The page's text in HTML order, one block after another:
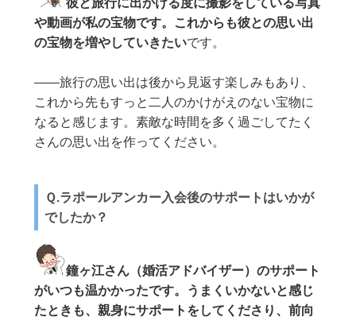
彼と旅行に出かける度に撮影をしている写真
や動画が私の宝物です。これからも彼との思い出
の宝物を増やしていきたいです。
——旅行の思い出は後から見返す楽しみもあり、
これから先もすっと二人のかけがえのない宝物に
なると感じます。素敵な時間を多く過ごしてたく
さんの思い出を作ってください。
Ｑ.ラポールアンカー入会後のサポートはいかが
でしたか？
鐘ヶ江さん（婚活アドバイザー）のサポート
がいつも温かかったです。うまくいかないと感じ
たときも、親身にサポートをしてくださり、前向